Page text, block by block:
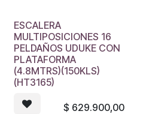
ESCALERA
MULTIPOSICIONES 16
PELDAÑOS UDUKE CON
PLATAFORMA
(4.8MTRS)(150KLS)
(HT3165)
$ 629.900,00